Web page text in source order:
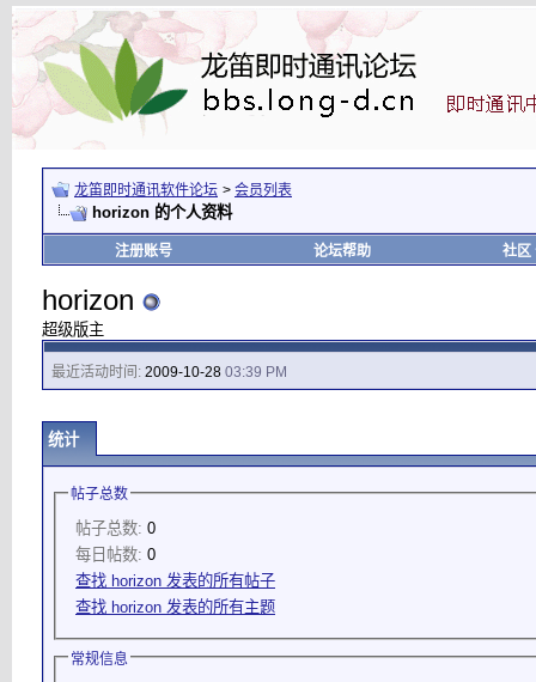
龙笛即时通讯软件论坛 > 会员列表
horizon 的个人资料
注册账号 论坛帮助 社区
horizon
超级版主
最近活动时间: 2009-10-28 03:39 PM
统计
帖子总数
帖子总数: 0
每日帖数: 0
查找 horizon 发表的所有帖子
查找 horizon 发表的所有主题
常规信息